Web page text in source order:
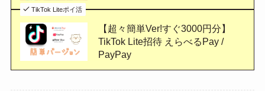
TikTok Liteポイ活
【超々簡単Ver!すぐ3000円分】
TikTok Lite招待 えらべるPay /
PayPay